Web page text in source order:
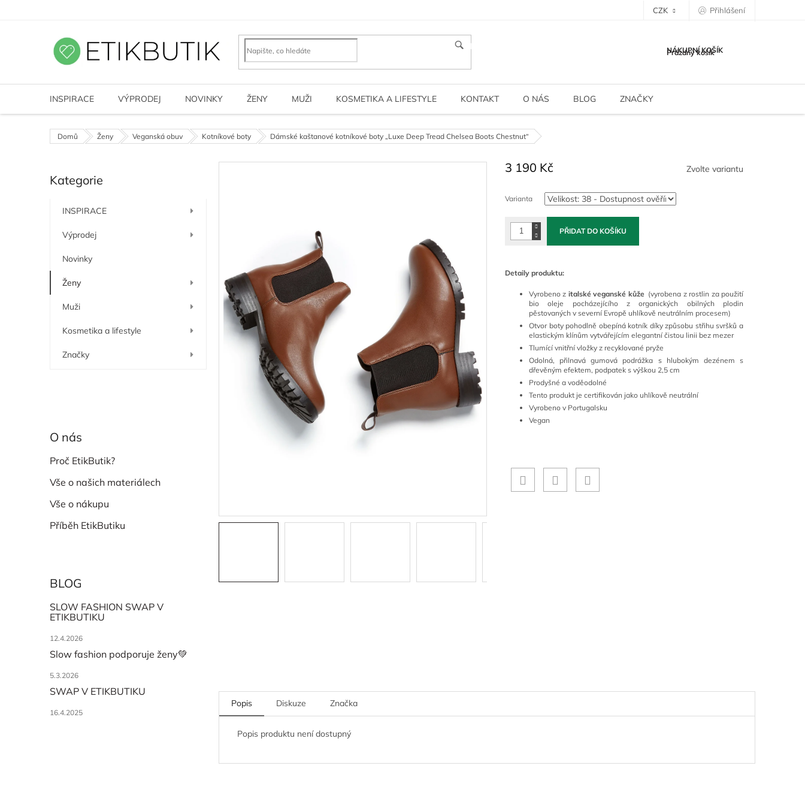
CZK Přihlášení
HLEDAT NÁKUPNÍ KOŠÍK
Prázdný košík
INSPIRACE VÝPRODEJ NOVINKY ŽENY MUŽI KOSMETIKA A LIFESTYLE KONTAKT O NÁS BLOG ZNAČKY
Domů Ženy Veganská obuv Kotníkové boty Dámské kaštanové kotníkové boty „Luxe Deep Tread Chelsea Boots Chestnut“
o
í
a
Přeskočit
kategorie
Kategorie
INSPIRACE
Výprodej
Novinky
Ženy
Muži
Kosmetika a lifestyle
Značky
O nás
Proč EtikButik?
Vše o našich materiálech
Vše o nákupu
Příběh EtikButiku
BLOG
SLOW FASHION SWAP V
ETIKBUTIKU
12.4.2026
Slow fashion podporuje ženy💚
5.3.2026
SWAP V ETIKBUTIKU
16.4.2025
3 190 Kč
cena:
Zvolte variantu
Varianta
PŘIDAT DO KOŠÍKU
Detaily produktu:
Vyrobeno z italské veganské kůže (vyrobena z rostlin za použití
bio oleje pocházejícího z organických obilných plodin
pěstovaných v severní Evropě uhlíkově neutrálním procesem)
Otvor boty pohodlně obepíná kotník díky způsobu střihu svršků a
elastickým klínům vytvářejícím elegantní čistou linii bez mezer
Tlumící vnitřní vložky z recyklované pryže
Odolná, přilnavá gumová podrážka s hlubokým dezénem s
dřevěným efektem, podpatek s výškou 2,5 cm
Prodyšné a voděodolné
Tento produkt je certifikován jako uhlíkově neutrální
Vyrobeno v Portugalsku
Vegan
Popis Diskuze Značka
Popis produktu není dostupný